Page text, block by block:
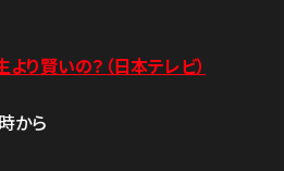
り賢いの？（日本テレビ）
時から